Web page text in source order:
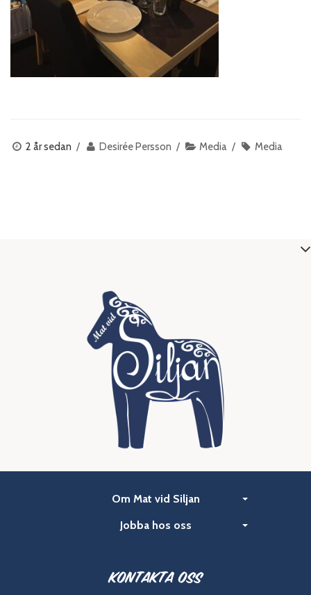
2 år sedan Desirée Persson Media Media
Om Mat vid Siljan
Jobba hos oss
Kontakta oss